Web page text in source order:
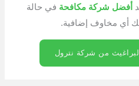
أفضل شركة مكافحة في حالة
أي مخاوف إضافية.
من شركة نترول